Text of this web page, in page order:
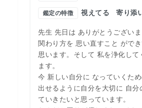
鑑定の特徴 視えてる 寄り添
先生 先日は ありがとうござい
関わり方を 思い直すこと がで
思います。そして 私を浄化して
ます。
今 新しい自分に なっていくた
出せるように自分を大切に 自分
ていきたいと思っています。